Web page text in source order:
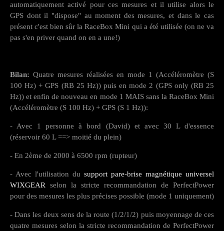
automatiquement activé pour ces mesures et il utilise alors le
GPS dont il "dispose" au moment des mesures, et dans le cas
présent c'est bien sûr la RaceBox Mini qui a été utilisée (on ne va
pas s'en priver quand on en a une!)
Bilan: Quatre mesures réalisées en mode 1 (Accéléromètre (S
100 Hz) + GPS (RB 25 Hz)) puis en mode 2 (GPS only (RB 25
Hz)) et enfin de nouveau en mode 1 MAIS sans la RaceBox Mini
(Accéléromètre (S 100 Hz) + GPS (S 1 Hz)):
- Avec 1 personne à bord (David) et avec 30 L d'essence
(réservoir 60 L ==> moitié du plein)
- En 2ème de 2000 à 6500 rpm (rupteur)
- Avec l'utilisation du support pare-brise magnétique universel
WIXGEAR selon la stricte recommandation de PerfectPower
pour des mesures les plus précises possible (mode 1 uniquement)
- Dans les deux sens de la route (1/2/1/2) puis moyennage de ces
quatre mesures selon la stricte recommandation de PerfectPower